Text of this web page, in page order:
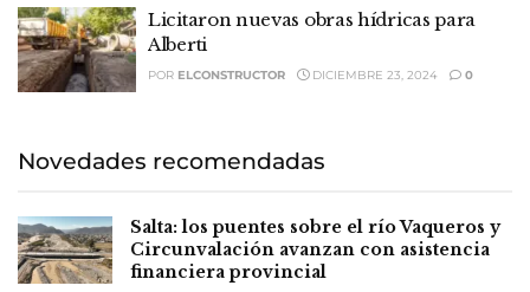
Licitaron nuevas obras hídricas para
Alberti
POR ELCONSTRUCTOR DICIEMBRE 23, 2024 0
Novedades recomendadas
Salta: los puentes sobre el río Vaqueros y
Circunvalación avanzan con asistencia
financiera provincial